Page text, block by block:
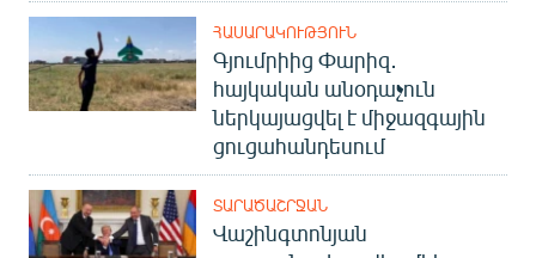
«Ազատության» բոլոր կայքերը
ՀԱՍԱՐԱԿՈՒԹՅՈՒՆ
Գյումրիից Փարիզ․
հայկական անօդաչուն
ներկայացվել է միջազգային
ցուցահանդեսում
ՏԱՐԱԾԱՇՐՋԱՆ
Վաշինգտոնյան